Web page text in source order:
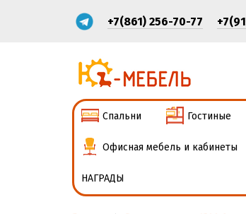
+7(861) 256-70-77
Спальни Гостиные
Офисная мебель и кабинеты
НАГРАДЫ